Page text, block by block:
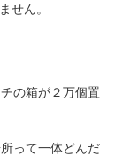
せん。
の箱が２万個置
って一体どんだ